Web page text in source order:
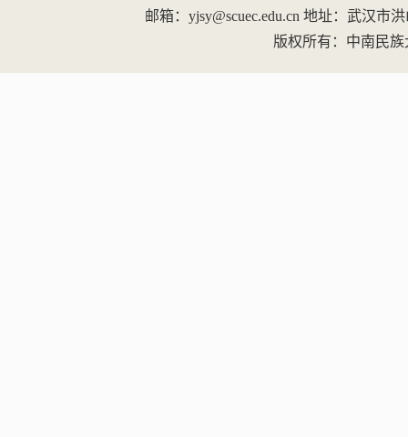
邮箱：yjsy@scuec.edu.cn 地址：武汉市洪
版权所有：中南民